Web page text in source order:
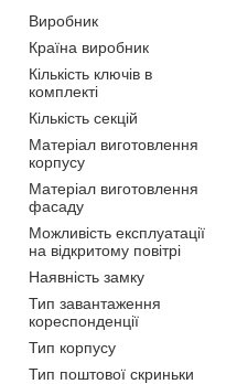
Виробник
Країна виробник
Кількість ключів в
комплекті
Кількість секцій
Матеріал виготовлення
корпусу
Матеріал виготовлення
фасаду
Можливість експлуатації
на відкритому повітрі
Наявність замку
Тип завантаження
кореспонденції
Тип корпусу
Тип поштової скриньки